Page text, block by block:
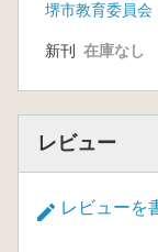
堺市教育委員会
新刊 在庫なし
レビュー
レビューを